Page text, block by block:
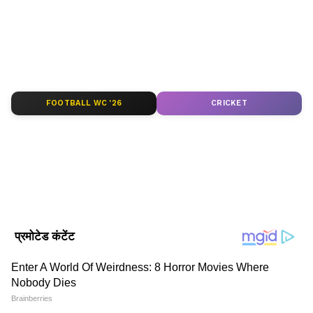
6 अक्टूबर को पहला मैच हैदराबाद में होगा
DOWNLOAD APP
FOOTBALL WC '26 CRICKET